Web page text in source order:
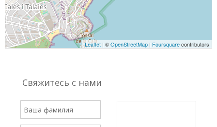
Leaflet | ©OpenStreetMap | Foursquarecontributors
Свяжитесь с нами